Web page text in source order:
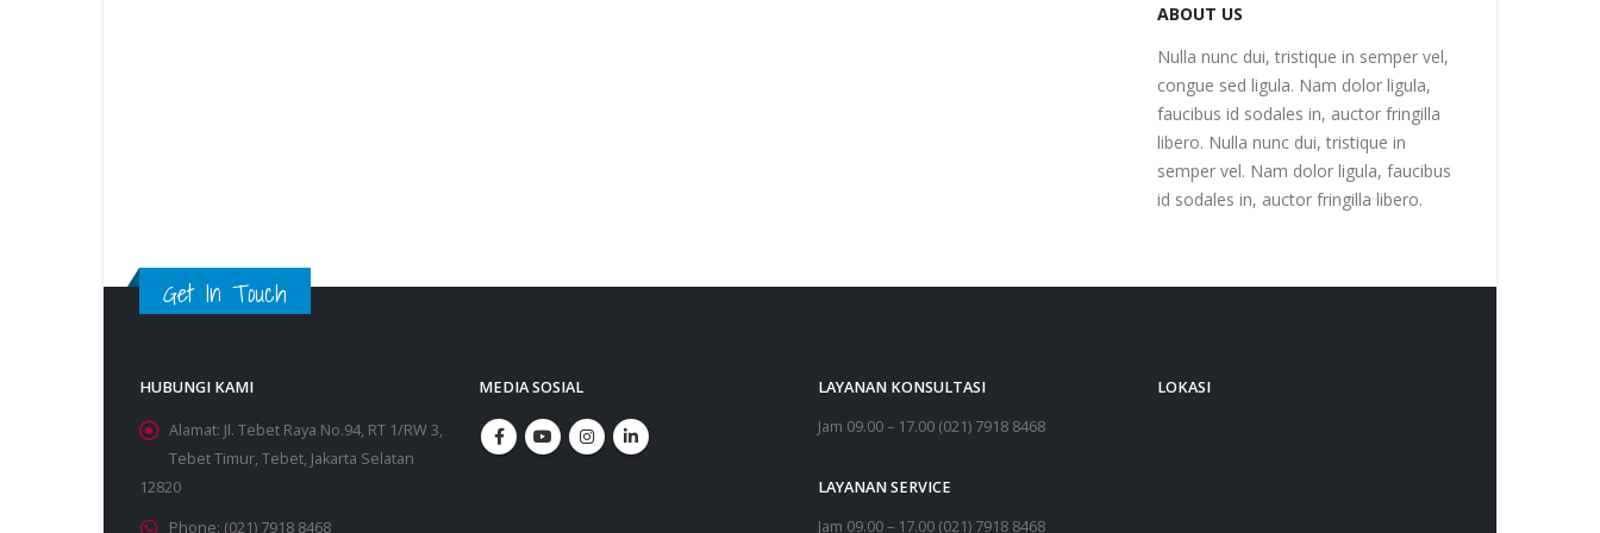
Nulla nunc dui, tristique in semper vel,
congue sed ligula. Nam dolor ligula,
faucibus id sodales in, auctor fringilla
libero. Nulla nunc dui, tristique in
semper vel. Nam dolor ligula, faucibus
Get In Touch
Alamat:Jl. Tebet Raya No.94, RT 1/RW 3,
Tebet Timur, Tebet, Jakarta Selatan